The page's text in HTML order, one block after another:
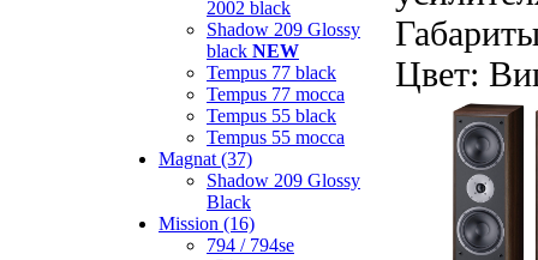
2002 black
Shadow 209 Glossy
black NEW
Tempus 77 black
Tempus 77 mocca
Tempus 55 black
Tempus 55 mocca
Magnat (37)
Shadow 209 Glossy
Black
Mission (16)
794 / 794se
Цвет: